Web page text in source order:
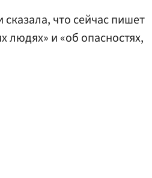
что сейчас пишет
людях» и «об опасностях,